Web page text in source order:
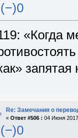
(−)0
«Когда
запятая
Re: Замечания о
« Ответ #506 : 04 Июня
(−)0